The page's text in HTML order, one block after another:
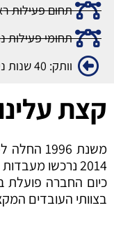
תחום פעילות
תחומי פעילות
וותק: 40 שנות ניסיון
קצת עלינו
2014 נרכשו מעבדות החברה ופעילותה וכן מרבית העובדים בה בעלי הניסיון נשארו למקומם, נערכה תכנית פיתוח רחבה.
כיום החברה פועלת
בצוותי העובדים